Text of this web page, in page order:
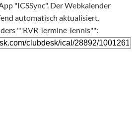
"ICSSync". Der Webkalender
automatisch aktualisiert.
""RVR Termine Tennis"":